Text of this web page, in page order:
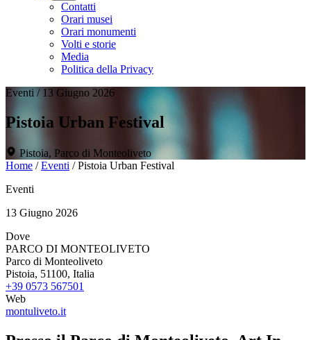
Contatti
Orari musei
Orari monumenti
Volti e storie
Media
Politica della Privacy
Eventi / 13 Giugno 2026
Pistoia Urban Festival
Pistoia, Parco di Monteoliveto
Home /Eventi /Pistoia Urban Festival
Eventi
13 Giugno 2026
Dove
PARCO DI MONTEOLIVETO
Parco di Monteoliveto
Pistoia, 51100, Italia
+39 0573 567501
Web
montuliveto.it